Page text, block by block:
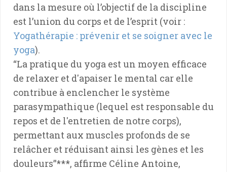
dans la mesure où l’objectif de la discipline
est l’union du corps et de l’esprit (voir :
Yogathérapie : prévenir et se soigner avec le
yoga).
“La pratique du yoga est un moyen efficace
de relaxer et d'apaiser le mental car elle
contribue à enclencher le système
parasympathique (lequel est responsable du
repos et de l'entretien de notre corps),
permettant aux muscles profonds de se
relâcher et réduisant ainsi les gènes et les
douleurs”***, affirme Céline Antoine,